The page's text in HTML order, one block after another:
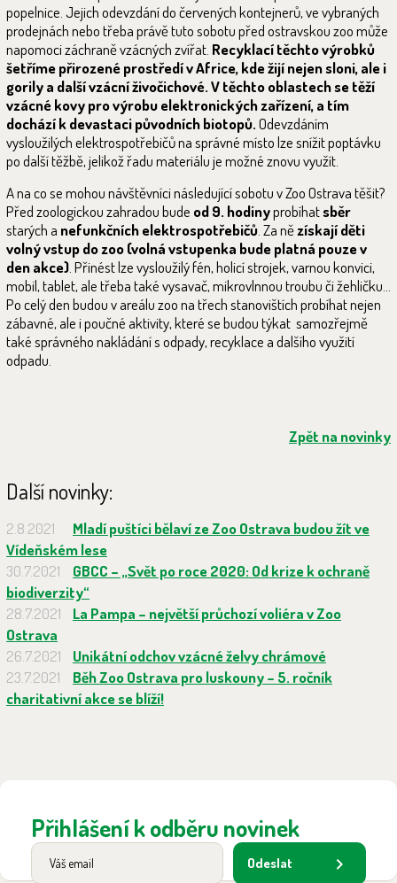
popelnice. Jejich odevzdání do červených kontejnerů, ve vybraných
prodejnách nebo třeba právě tuto sobotu před ostravskou zoo může
napomoci záchraně vzácných zvířat. Recyklací těchto výrobků
šetříme přirozené prostředí v Africe, kde žijí nejen sloni, ale i
gorily a další vzácní živočichové. V těchto oblastech se těží
vzácné kovy pro výrobu elektronických zařízení, a tím
dochází k devastaci původních biotopů.Odevzdáním
vysloužilých elektrospotřebičů na správné místo lze snížit poptávku
po další těžbě, jelikož řadu materiálu je možné znovu využít.
A na co se mohou návštěvníci následující sobotu v Zoo Ostrava těšit?
Před zoologickou zahradou bude od 9. hodinyprobíhatsběr
starých a nefunkčních elektrospotřebičů . Za nězískají děti
volný vstup do zoo (volná vstupenka bude platná pouze v
den akce) . Přinést lze vysloužilý fén, holicí strojek, varnou konvici,
mobil, tablet, ale třeba také vysavač, mikrovlnnou troubu či žehličku...
Po celý den budou v areálu zoo na třech stanovištích probíhat nejen
zábavné, ale i poučné aktivity, které se budou týkat samozřejmě
také správného nakládání s odpady, recyklace a dalšího využití
odpadu.
Zpět na novinky
Další novinky:
2.8.2021
Mladí puštíci bělaví ze Zoo Ostrava budou žít ve
Vídeňském lese
30.7.2021
GBCC – „Svět po roce 2020: Od krize k ochraně
biodiverzity“
28.7.2021
La Pampa – největší průchozí voliéra v Zoo
Ostrava
26.7.2021
Unikátní odchov vzácné želvy chrámové
23.7.2021
Běh Zoo Ostrava pro luskouny – 5. ročník
charitativní akce se blíží!
Přihlášení k odběru novinek
Odeslat